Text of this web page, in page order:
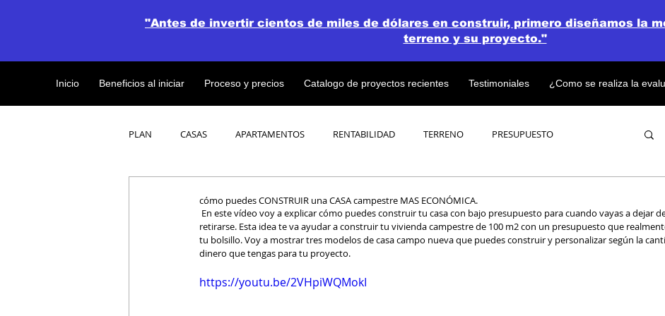
Inicio Beneficios al iniciar Proceso y precios Catalogo de proyectos recientes Testimoniales ¿Como se realiza la
"Antes de invertir cientos de miles de dólares en construir, primero diseñamos la
terreno y su proyecto."
PLAN CASAS APARTAMENTOS RENTABILIDAD TERRENO PRESUPUESTO
OBRAS DE CONSTRUCCION
cómo puedes CONSTRUIR una CASA campestre MAS ECONÓMICA.
retirarse. Esta idea te va ayudar a construir tu vivienda campestre de 100 m2 con un presupuesto que
tu bolsillo. Voy a mostrar tres modelos de casa campo nueva que puedes construir y personalizar según la
dinero que tengas para tu proyecto.
https://youtu.be/2VHpiWQMokI